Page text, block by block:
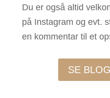
Du er også altid
på Instagram og evt.
en kommentar til et
SE